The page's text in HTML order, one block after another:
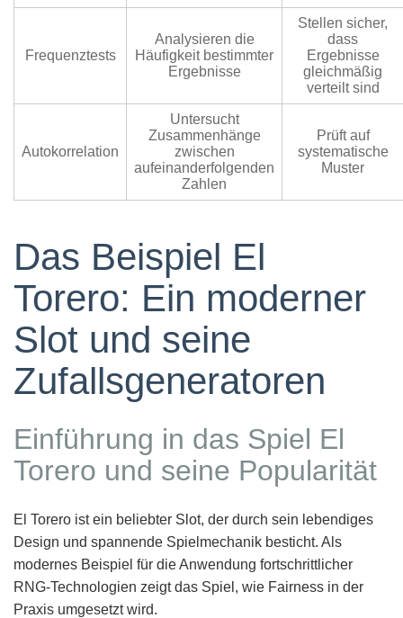
Frequenztests
Analysieren die
Häufigkeit bestimmter
Ergebnisse
Stellen sicher,
dass
Ergebnisse
gleichmäßig
verteilt sind
Autokorrelation
Untersucht
Zusammenhänge
zwischen
aufeinanderfolgenden
Zahlen
Prüft auf
systematische
Muster
Das Beispiel El
Torero: Ein moderner
Slot und seine
Zufallsgeneratoren
Einführung in das Spiel El
Torero und seine Popularität
El Torero ist ein beliebter Slot, der durch sein lebendiges
Design und spannende Spielmechanik besticht. Als
modernes Beispiel für die Anwendung fortschrittlicher
RNG-Technologien zeigt das Spiel, wie Fairness in der
Praxis umgesetzt wird.